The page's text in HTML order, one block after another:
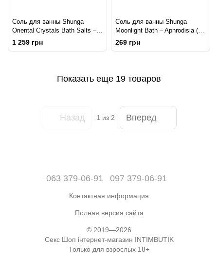
Соль для ванны Shunga
Oriental Crystals Bath Salts –
Exotic Fruits (500 г), соль
Мертвого моря
1 259 грн
Соль для ванны Shunga
Moonlight Bath – Aphrodisia (75
мл), соль Мертвого моря,
аромамасла
269 грн
Показать еще 19 товаров
Назад 1 из 2 Вперед
063 379-06-91 097 379-06-91
Контактная информация
Полная версия сайта
© 2019—2026
Секс Шоп інтернет-магазин INTIMBUTIK
Только для взрослых 18+